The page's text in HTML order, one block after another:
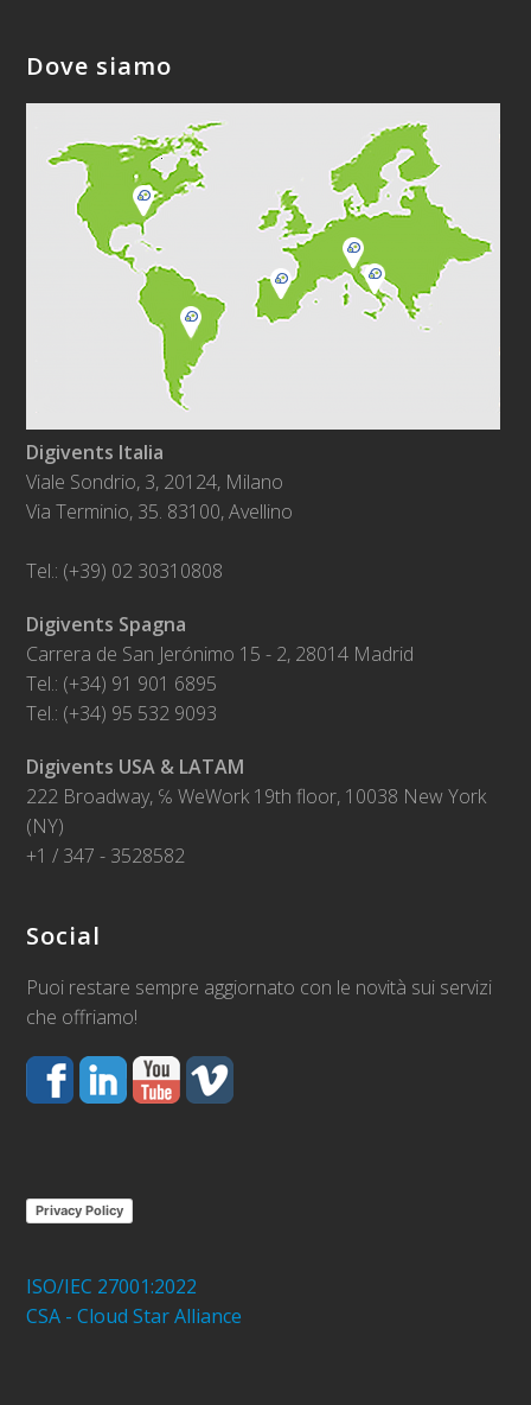
Dove siamo
Digivents Italia
Viale Sondrio, 3, 20124, Milano
Via Terminio, 35. 83100, Avellino
Tel.: (+39) 02 30310808
Digivents Spagna
Carrera de San Jerónimo 15 - 2, 28014 Madrid
Tel.: (+34) 91 901 6895
Tel.: (+34) 95 532 9093
Digivents USA & LATAM
222 Broadway, ℅ WeWork 19th floor, 10038 New York
(NY)
+1 / 347 - 3528582
Social
Puoi restare sempre aggiornato con le novità sui servizi
che offriamo!
Privacy Policy
ISO/IEC 27001:2022
CSA - Cloud Star Alliance